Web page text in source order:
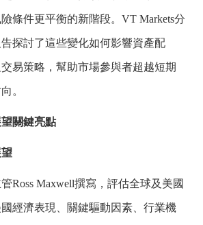
條件更平衡的新階段。VT Markets分
探討了這些變化如何影響資產配
易策略，幫助市場參與者超越短期
。
關鍵亮點
Ross Maxwell撰寫，評估全球及美國
經濟表現、關鍵驅動因素、行業機